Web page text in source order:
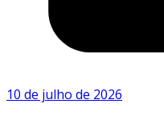
10 de julho de 2026